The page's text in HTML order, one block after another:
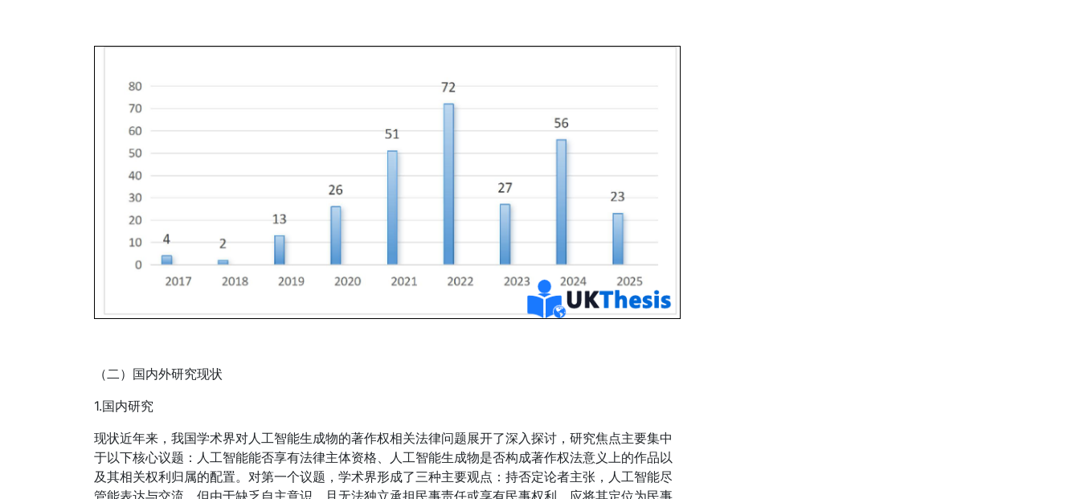
（二）国内外研究现状
1.国内研究
现状近年来，我国学术界对人工智能生成物的著作权相关法律问题展开了深入探讨，研究焦点主要集中
于以下核心议题：人工智能能否享有法律主体资格、人工智能生成物是否构成著作权法意义上的作品以
及其相关权利归属的配置。对第一个议题，学术界形成了三种主要观点：持否定论者主张，人工智能尽
管能表达与交流，但由于缺乏自主意识，且无法独立承担民事责任或享有民事权利，应将其定位为民事